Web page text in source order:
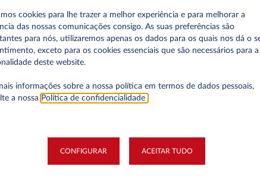
Número de Identificação Fiscal
cookies para lhe trazer a melhor experiência e para melhorar a
das nossas comunicações consigo. As suas preferências são
para nós, utilizaremos apenas os dados para os quais nos dá o
exceto para os cookies essenciais que são necessários para a
deste website.
informações sobre a nossa política em termos de dados pessoais,
a nossa Política de confidencialidade
CONFIGURAR ACEITAR TUDO